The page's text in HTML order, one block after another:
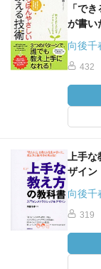
「で
が書い
向後千
432
上手
ザイン
向後千
319